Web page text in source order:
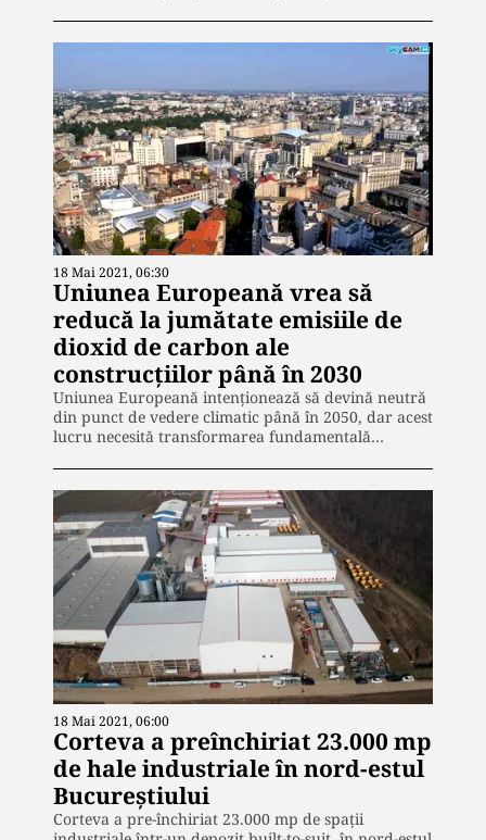
18 Mai 2021, 06:30
Uniunea Europeană vrea să
reducă la jumătate emisiile de
dioxid de carbon ale
construcțiilor până în 2030
Uniunea Europeană intenționează să devină neutră
din punct de vedere climatic până în 2050, dar acest
lucru necesită transformarea fundamentală…
18 Mai 2021, 06:00
Corteva a preînchiriat 23.000 mp
de hale industriale în nord-estul
Bucureștiului
Corteva a pre-închiriat 23.000 mp de spații